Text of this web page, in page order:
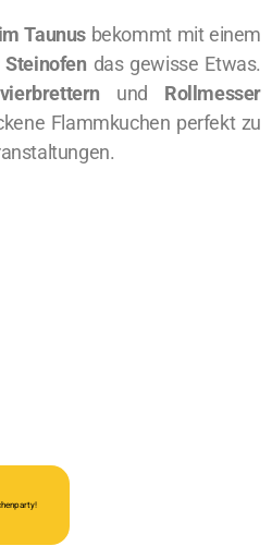
Taunus bekommt mit einem
das gewisse Etwas.
und Rollmesser
Flammkuchen perfekt zu